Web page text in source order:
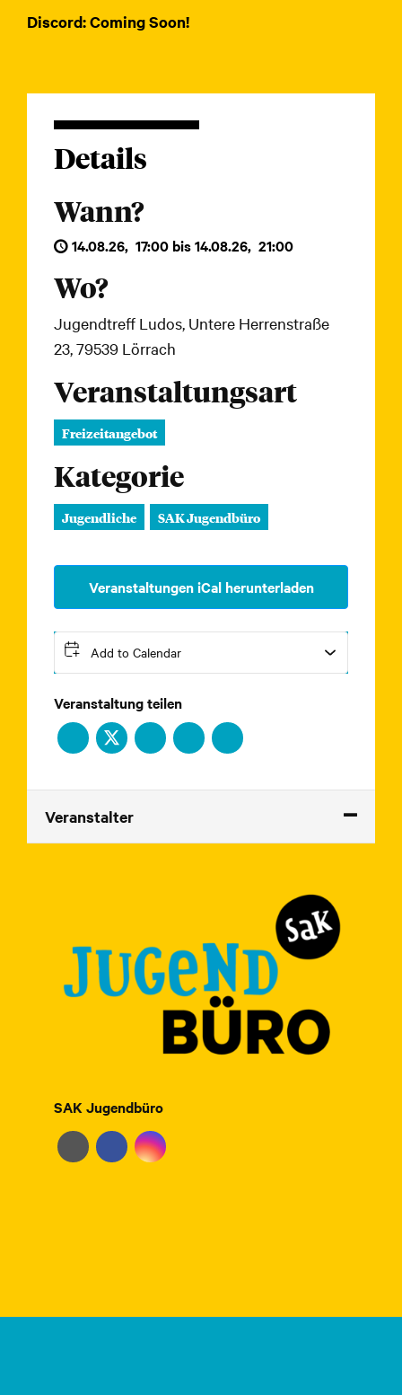
Discord: Coming Soon!
Details
Wann?
14.08.26, 17:00 bis14.08.26, 21:00
Wo?
Jugendtreff Ludos, Untere Herrenstraße
23, 79539 Lörrach
Veranstaltungsart
Freizeitangebot
Kategorie
Jugendliche SAK Jugendbüro
Veranstaltungen iCal herunterladen
Add to Calendar
Veranstaltung teilen
Veranstalter
SAK Jugendbüro